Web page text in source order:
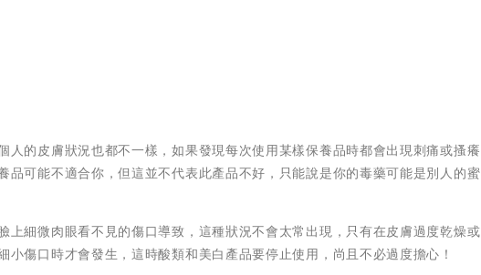
人的皮膚狀況也都不一樣，如果發現每次使用某樣保養品時都會出現刺痛或搔癢
品可能不適合你，但這並不代表此產品不好，只能說是你的毒藥可能是別人的蜜
上細微肉眼看不見的傷口導致，這種狀況不會太常出現，只有在皮膚過度乾燥或
傷口時才會發生，這時酸類和美白產品要停止使用，尚且不必過度擔心！